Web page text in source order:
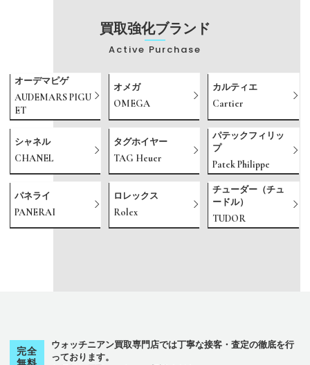
買取強化ブランド
Active Purchase
オーデマピゲ
AUDEMARS PIGU
ET
オメガ
OMEGA
カルティエ
Cartier
シャネル
CHANEL
タグホイヤー
TAG Heuer
パテックフィリッ
プ
Patek Philippe
パネライ
PANERAI
ロレックス
Rolex
チューダー（チュ
ードル）
TUDOR
完全
無料
ウォッチニアン買取専門店では丁寧な接客・査定の徹底を行
っております。